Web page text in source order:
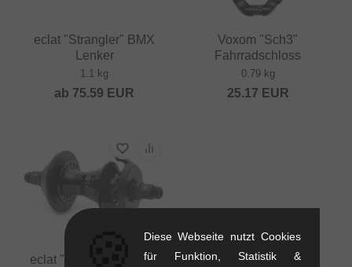
eclat "Strangler" BMX
Lenker
1.1 kg
ab 75.59 EUR
Voxom "Sch3"
Fahrradschloss
0.79 kg
25.17 EUR
eclat "Cortex CS" 2019
Diese Webseite nutzt Cookies
für Funktion, Statistik &